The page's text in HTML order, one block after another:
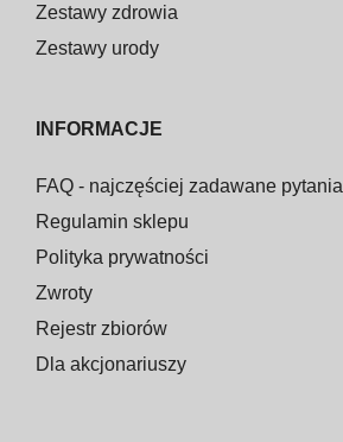
Zestawy zdrowia
Zestawy urody
INFORMACJE
FAQ - najczęściej zadawane pytania
Regulamin sklepu
Polityka prywatności
Zwroty
Rejestr zbiorów
Dla akcjonariuszy